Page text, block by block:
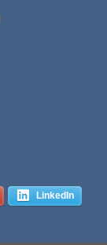
LinkedIn